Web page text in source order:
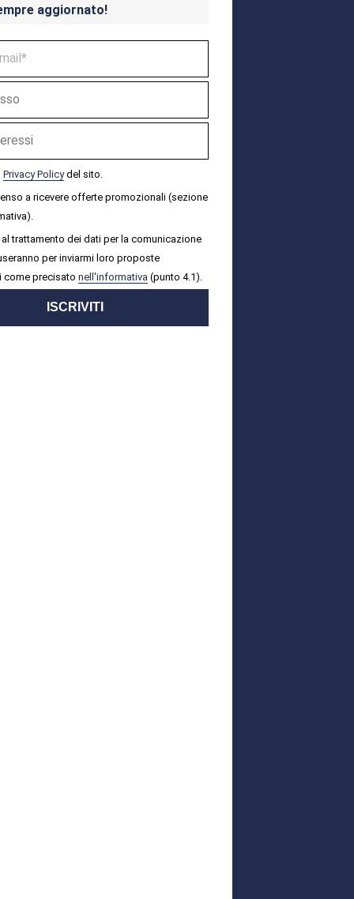
aggiornato!
Privacy Policydel sito.
a ricevere offerte promozionali (sezione
trattamento dei dati per la comunicazione
per inviarmi loro proposte
come precisato nell'informativa (punto 4.1).
ISCRIVITI